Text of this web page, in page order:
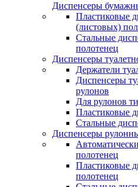
Диспенсеры
Пластиковые
(листовых)
Стальные
полотенец
Диспенсеры
Держатели
Диспенсеры
рулонов
Для рулонов
Пластиковые
Стальные
Диспенсеры
полотенец
Пластиковые
полотенец